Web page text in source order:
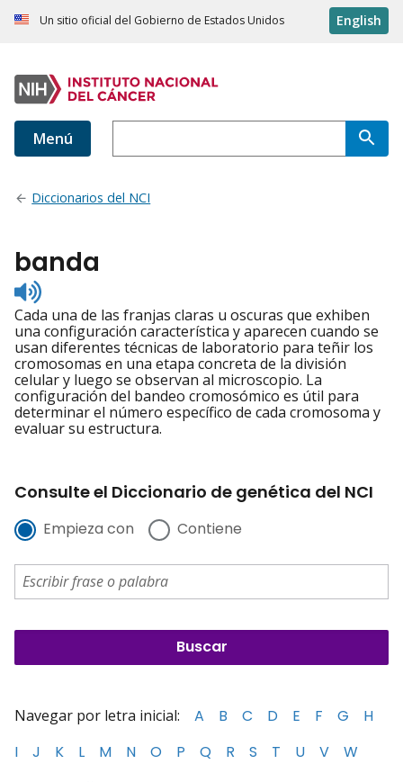
Un sitio oficial del Gobierno de Estados Unidos English
Menú
Diccionarios del NCI
banda
Listen
to
pronunciation
Cada una de las franjas claras u oscuras que exhiben
una configuración característica y aparecen cuando se
usan diferentes técnicas de laboratorio para teñir los
cromosomas en una etapa concreta de la división
celular y luego se observan al microscopio. La
configuración del bandeo cromosómico es útil para
determinar el número específico de cada cromosoma y
evaluar su estructura.
Consulte el Diccionario de genética del NCI
Empieza con Contiene
Navegar por letra inicial: A B C D E F G
H
I
J K L M N O P Q R S T U V
W